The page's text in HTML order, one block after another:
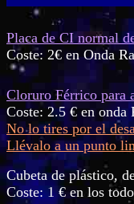
Placa de CI normal
Coste: 2€ en Onda
Cloruro Férrico para
Coste: 2.5 € en onda
No lo tires por el
Llévalo a un punto
Cubeta de plástico,
Coste: 1 € en los